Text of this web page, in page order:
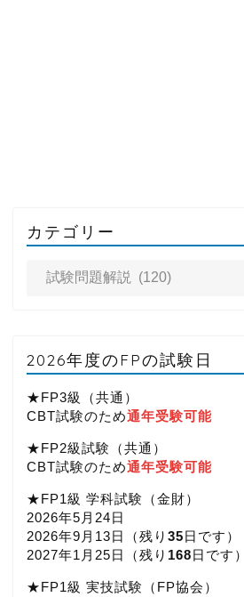
カテゴリー
2026年度のFPの試験日
★FP3級（共通）
CBT試験のため通年受験可能
★FP2級試験（共通）
CBT試験のため通年受験可能
★FP1級 学科試験（金財）
2026年5月24日
2026年9月13日（残り 35日です）
2027年1月25日（残り 168日です）
★FP1級 実技試験（FP協会）